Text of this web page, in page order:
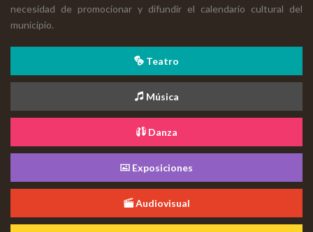
necesidad de promocionar y difundir el calendario cultural del
municipio.
Teatro
Música
Danza
Exposiciones
Audiovisual